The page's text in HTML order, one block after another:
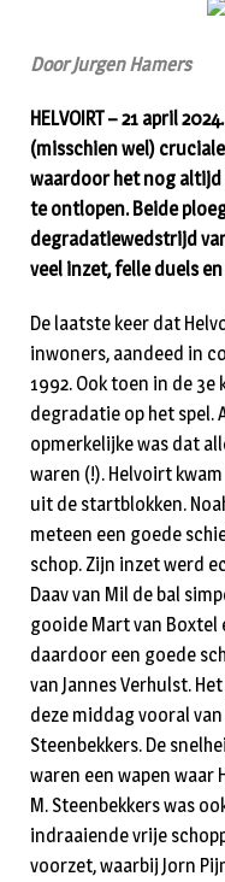
Door Jurgen Hamers
HELVOIRT – 21 april
(misschien wel)
waardoor het nog
te ontlopen. Beide
degradatiewedstrijd
veel inzet, felle duels
De laatste keer dat
inwoners, aandeed in
1992. Ook toen in de
degradatie op het spel.
opmerkelijke was dat
waren (!). Helvoirt
uit de startblokken.
meteen een goede
schop. Zijn inzet werd
Daav van Mil de bal
gooide Mart van Boxtel
daardoor een goede
van Jannes Verhulst.
deze middag vooral
Steenbekkers. De
waren een wapen waar
M. Steenbekkers was
indraaiende vrije
voorzet, waarbij Jorn